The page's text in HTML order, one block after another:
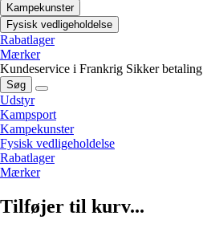
Kampekunster
Fysisk vedligeholdelse
Rabatlager
Mærker
Kundeservice i Frankrig Sikker betaling
Søg
Udstyr
Kampsport
Kampekunster
Fysisk vedligeholdelse
Rabatlager
Mærker
Tilføjer til kurv...